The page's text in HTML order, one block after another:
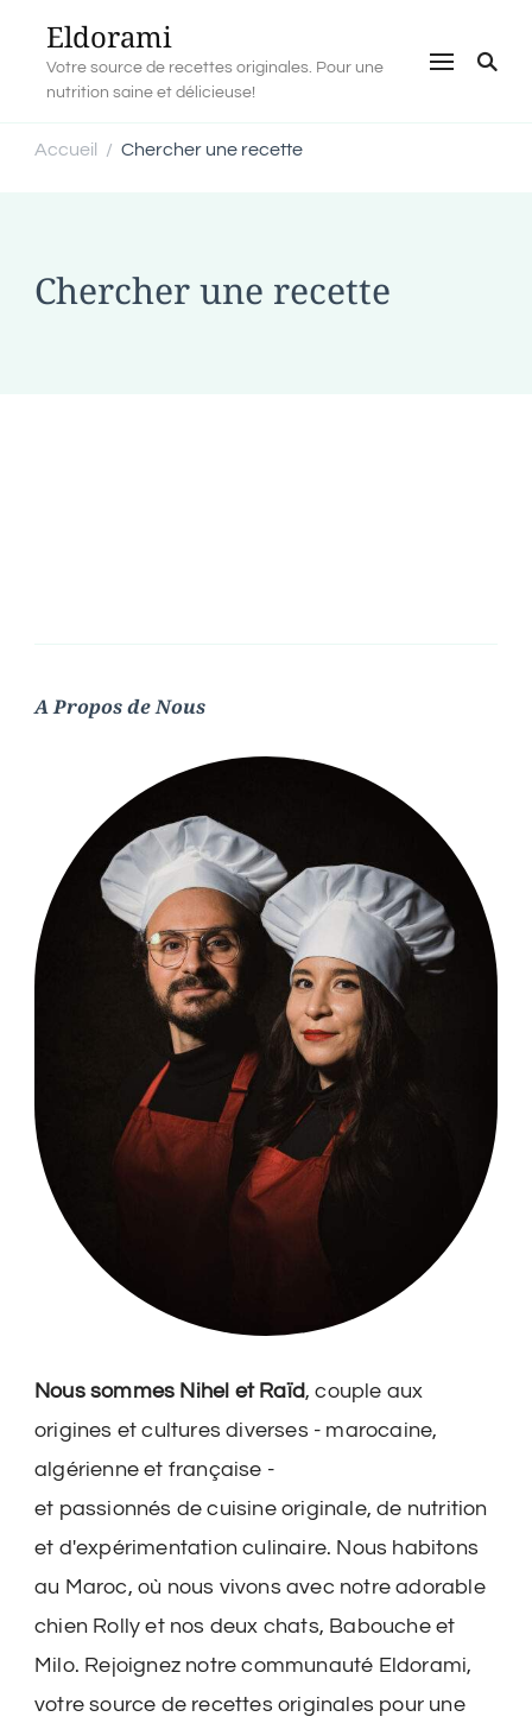
Eldorami
Votre source de recettes originales. Pour une
nutrition saine et délicieuse!
Accueil / Chercher une recette
Chercher une recette
A Propos de Nous
Nous sommes Nihel et Raïd, couple aux
origines et cultures diverses - marocaine,
algérienne et française -
et passionnés de cuisine originale, de nutrition
et d'expérimentation culinaire. Nous habitons
au Maroc, où nous vivons avec notre adorable
chien Rolly et nos deux chats, Babouche et
Milo. Rejoignez notre communauté Eldorami,
votre source de recettes originales pour une